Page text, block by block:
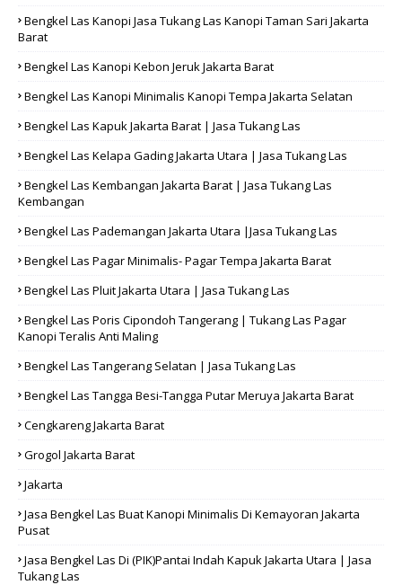
Bengkel Las Kanopi Jasa Tukang Las Kanopi Taman Sari Jakarta
Barat
Bengkel Las Kanopi Kebon Jeruk Jakarta Barat
Bengkel Las Kanopi Minimalis Kanopi Tempa Jakarta Selatan
Bengkel Las Kapuk Jakarta Barat | Jasa Tukang Las
Bengkel Las Kelapa Gading Jakarta Utara | Jasa Tukang Las
Bengkel Las Kembangan Jakarta Barat | Jasa Tukang Las
Kembangan
Bengkel Las Pademangan Jakarta Utara |Jasa Tukang Las
Bengkel Las Pagar Minimalis- Pagar Tempa Jakarta Barat
Bengkel Las Pluit Jakarta Utara | Jasa Tukang Las
Bengkel Las Poris Cipondoh Tangerang | Tukang Las Pagar
Kanopi Teralis Anti Maling
Bengkel Las Tangerang Selatan | Jasa Tukang Las
Bengkel Las Tangga Besi-Tangga Putar Meruya Jakarta Barat
Cengkareng Jakarta Barat
Grogol Jakarta Barat
Jakarta
Jasa Bengkel Las Buat Kanopi Minimalis Di Kemayoran Jakarta
Pusat
Jasa Bengkel Las Di (PIK)Pantai Indah Kapuk Jakarta Utara | Jasa
Tukang Las